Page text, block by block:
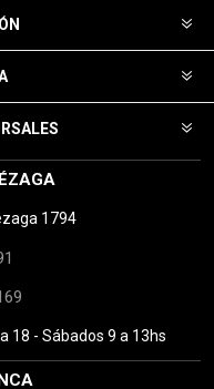
1794
18 - Sábados 9 a 13hs